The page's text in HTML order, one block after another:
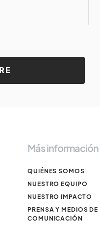
Más información
QUIÉNES SOMOS
NUESTRO EQUIPO
NUESTRO IMPACTO
PRENSA Y MEDIOS DE
COMUNICACIÓN